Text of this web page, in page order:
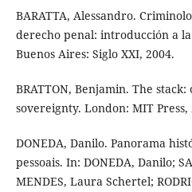
BARATTA, Alessandro.
derecho penal: introducción a
Buenos Aires: Siglo XXI, 2004.
BRATTON, Benjamin. The
sovereignty. London: MIT Press,
DONEDA, Danilo. Panorama
pessoais. In: DONEDA, Danilo;
MENDES, Laura Schertel;